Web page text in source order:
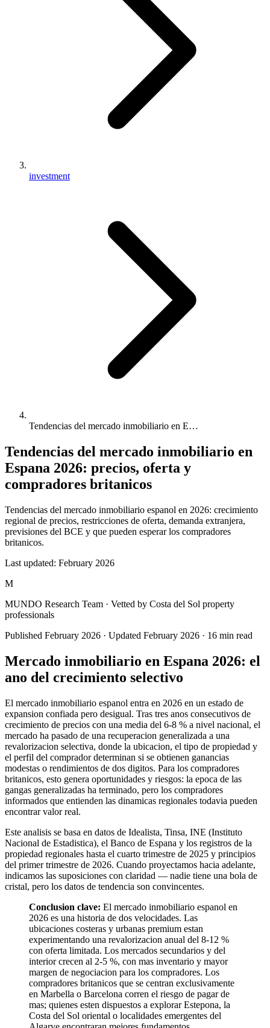
investment
Tendencias del mercado inmobiliario en E…
Tendencias del mercado inmobiliario en
Espana 2026: precios, oferta y
compradores britanicos
Tendencias del mercado inmobiliario espanol en 2026: crecimiento
regional de precios, restricciones de oferta, demanda extranjera,
previsiones del BCE y que pueden esperar los compradores
britanicos.
Last updated: February 2026
M
MUNDO Research Team · Vetted by Costa del Sol property
professionals
Published February 2026 · Updated February 2026 · 16 min read
Mercado inmobiliario en Espana 2026: el
ano del crecimiento selectivo
El mercado inmobiliario espanol entra en 2026 en un estado de
expansion confiada pero desigual. Tras tres anos consecutivos de
crecimiento de precios con una media del 6-8 % a nivel nacional, el
mercado ha pasado de una recuperacion generalizada a una
revalorizacion selectiva, donde la ubicacion, el tipo de propiedad y
el perfil del comprador determinan si se obtienen ganancias
modestas o rendimientos de dos digitos. Para los compradores
britanicos, esto genera oportunidades y riesgos: la epoca de las
gangas generalizadas ha terminado, pero los compradores
informados que entienden las dinamicas regionales todavia pueden
encontrar valor real.
Este analisis se basa en datos de Idealista, Tinsa, INE (Instituto
Nacional de Estadistica), el Banco de Espana y los registros de la
propiedad regionales hasta el cuarto trimestre de 2025 y principios
del primer trimestre de 2026. Cuando proyectamos hacia adelante,
indicamos las suposiciones con claridad — nadie tiene una bola de
cristal, pero los datos de tendencia son convincentes.
Conclusion clave: El mercado inmobiliario espanol en
2026 es una historia de dos velocidades. Las
ubicaciones costeras y urbanas premium estan
experimentando una revalorizacion anual del 8-12 %
con oferta limitada. Los mercados secundarios y del
interior crecen al 2-5 %, con mas inventario y mayor
margen de negociacion para los compradores. Los
compradores britanicos que se centran exclusivamente
en Marbella o Barcelona corren el riesgo de pagar de
mas; quienes esten dispuestos a explorar Estepona, la
Costa del Sol oriental o localidades emergentes del